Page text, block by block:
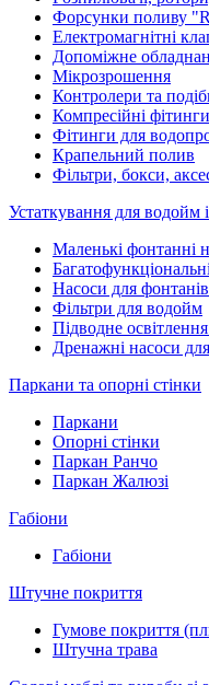
Форсунки поливу
Електромагнітні
Допоміжне
Мікрозрошення
Контролери та
Компресійні фітинги
Фітинги для
Крапельний полив
Фільтри, бокси,
Устаткування для водойм
Маленькі фонтанні
Насоси для
Фільтри для водойм
Підводне
Дренажні насоси
Паркани та опорні стінки
Паркани
Опорні стінки
Паркан Ранчо
Паркан Жалюзі
Габіони
Габіони
Штучне покриття
Гумове покриття
Штучна трава